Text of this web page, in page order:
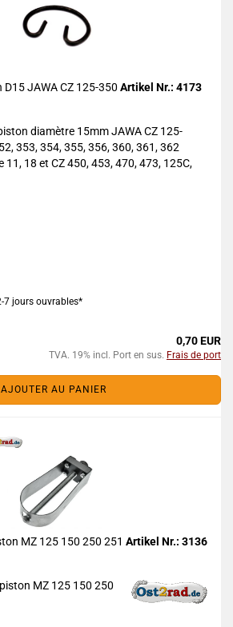
JAWA CZ 125-350 Artikel Nr.: 4173
diamètre 15mm JAWA CZ 125-
353, 354, 355, 356, 360, 361, 362
11, 18 et CZ 450, 453, 470, 473, 125C,
7 jours ouvrables*
0,70 EUR
TVA. 19% incl. Port en sus. Frais de port
AJOUTER AU PANIER
MZ 125 150 250 251 Artikel Nr.: 3136
MZ 125 150 250